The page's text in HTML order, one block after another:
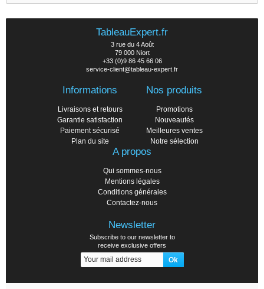
TableauExpert.fr
3 rue du 4 Août
79 000 Niort
+33 (0)9 86 45 66 06
service-client@tableau-expert.fr
Informations
Livraisons et retours
Garantie satisfaction
Paiement sécurisé
Plan du site
Nos produits
Promotions
Nouveautés
Meilleures ventes
Notre sélection
A propos
Qui sommes-nous
Mentions légales
Conditions générales
Contactez-nous
Newsletter
Subscribe to our newsletter to
receive exclusive offers